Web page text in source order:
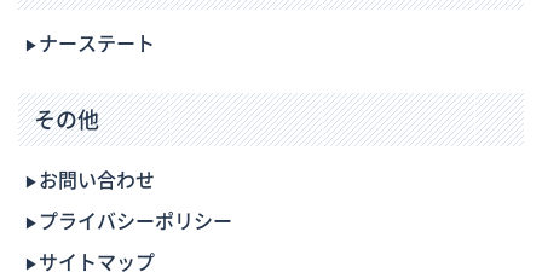
ナーステート
その他
お問い合わせ
プライバシーポリシー
サイトマップ